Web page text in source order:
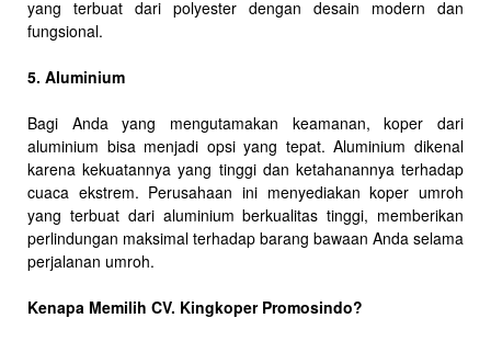
yang terbuat dari polyester dengan desain modern dan
fungsional.
5. Aluminium
Bagi Anda yang mengutamakan keamanan, koper dari
aluminium bisa menjadi opsi yang tepat. Aluminium dikenal
karena kekuatannya yang tinggi dan ketahanannya terhadap
cuaca ekstrem. Perusahaan ini menyediakan koper umroh
yang terbuat dari aluminium berkualitas tinggi, memberikan
perlindungan maksimal terhadap barang bawaan Anda selama
perjalanan umroh.
Kenapa Memilih CV. Kingkoper Promosindo?